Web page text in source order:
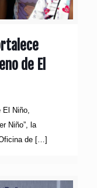
de El
El Niño,
Niño”, la
de […]